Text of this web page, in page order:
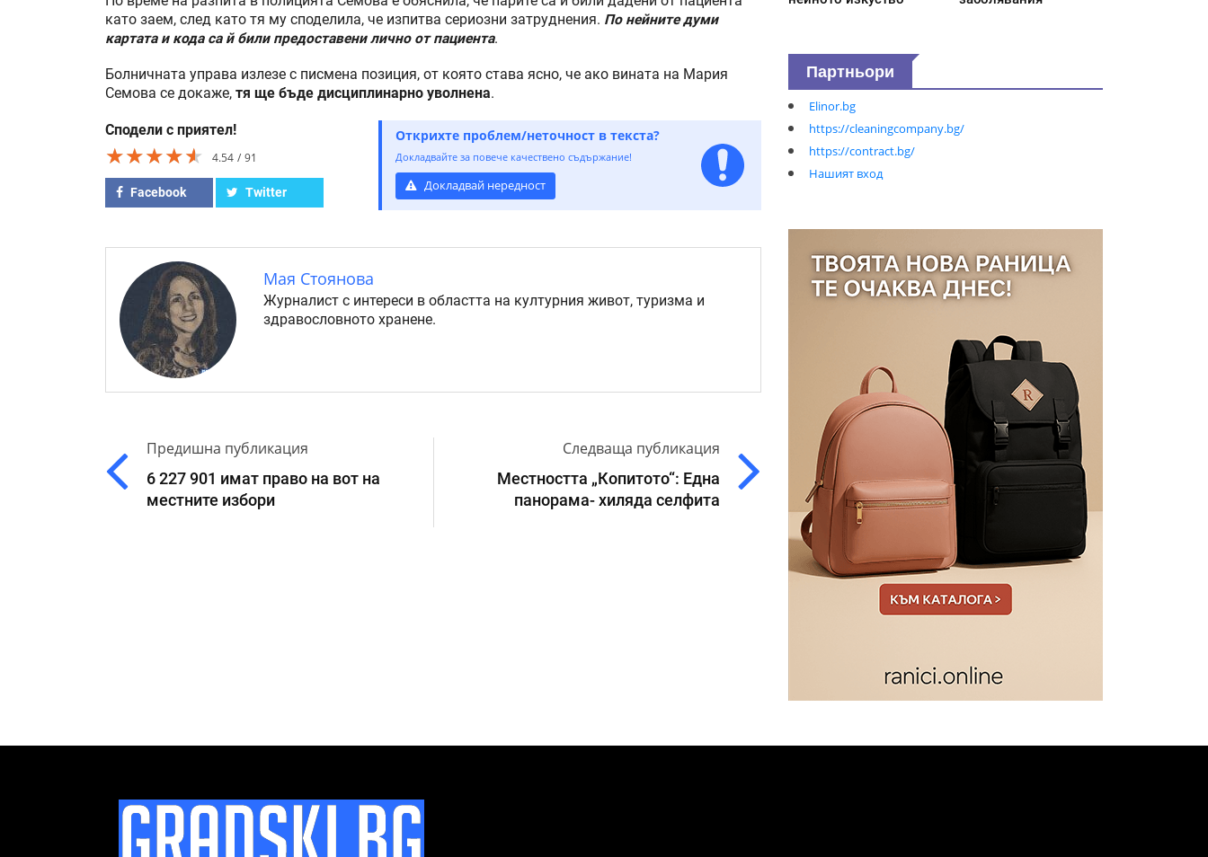
като заем, след като тя му споделила, че изпитва сериозни затруднения. По нейните думи
картата и кода са й били предоставени лично от пациента.
Болничната управа излезе с писмена позиция, от която става ясно, че ако вината на Мария
Семова се докаже, тя ще бъде дисциплинарно уволнена.
Сподели с приятел!
★★★★★
★★★★★
★★★★★ 4.54 91
Facebook Twitter
Открихте проблем/неточност в текста?
Докладвайте за повече качествено съдържание!
Докладвай нередност
Мая Стоянова
Журналист с интереси в областта на културния живот, туризма и
здравословното хранене.
Предишна публикация
6 227 901 имат право на вот на
местните избори
Следваща публикация
Местността „Копитото“: Една
панорама- хиляда селфита
Партньори
Elinor.bg
https://cleaningcompany.bg/
https://contract.bg/
Нашият вход